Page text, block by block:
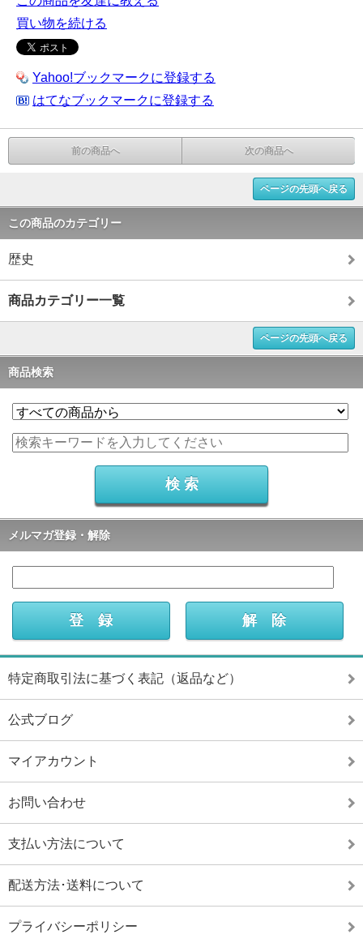
買い物を続ける
Yahoo!ブックマークに登録する
はてなブックマークに登録する
前の商品へ 次の商品へ
ページの先頭へ戻る
この商品のカテゴリー
歴史
商品カテゴリー一覧
ページの先頭へ戻る
商品検索
メルマガ登録・解除
特定商取引法に基づく表記（返品など）
公式ブログ
マイアカウント
お問い合わせ
支払い方法について
配送方法･送料について
プライバシーポリシー